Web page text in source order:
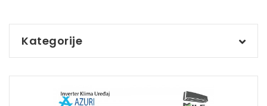
Kategorije